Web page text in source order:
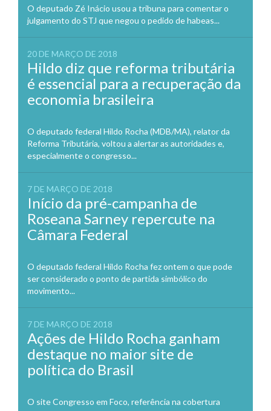
O deputado Zé Inácio usou a tribuna para comentar o
julgamento do STJ que negou o pedido de habeas...
20 DE MARÇO DE 2018
Hildo diz que reforma tributária
é essencial para a recuperação da
economia brasileira
O deputado federal Hildo Rocha (MDB/MA), relator da
Reforma Tributária, voltou a alertar as autoridades e,
especialmente o congresso...
7 DE MARÇO DE 2018
Início da pré-campanha de
Roseana Sarney repercute na
Câmara Federal
O deputado federal Hildo Rocha fez ontem o que pode
ser considerado o ponto de partida simbólico do
movimento...
7 DE MARÇO DE 2018
Ações de Hildo Rocha ganham
destaque no maior site de
política do Brasil
O site Congresso em Foco, referência na cobertura